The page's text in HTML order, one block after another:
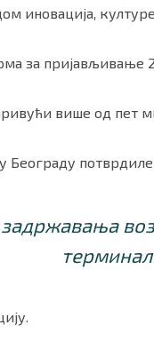
иновација, културе
за пријављивање
више од пет
Београду